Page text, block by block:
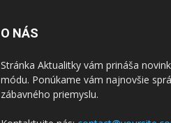
O NÁS
Stránka Aktualitky vám prináša
módu. Ponúkame vám najnovšie
zábavného priemyslu.